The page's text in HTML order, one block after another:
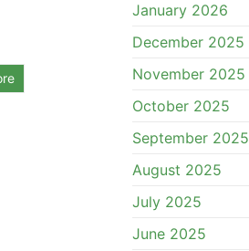
January 2026
December 2025
November 2025
October 2025
September 2025
August 2025
July 2025
June 2025